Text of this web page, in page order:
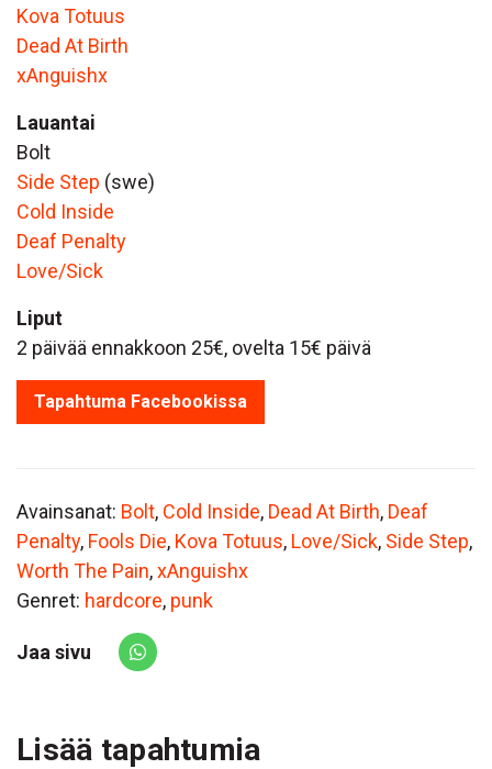
Kova Totuus
Dead At Birth
xAnguishx
Lauantai
Bolt
Side Step (swe)
Cold Inside
Deaf Penalty
Love/Sick
Liput
2 päivää ennakkoon 25€, ovelta 15€ päivä
Tapahtuma Facebookissa
Avainsanat: Bolt, Cold Inside, Dead At Birth, Deaf
Penalty, Fools Die, Kova Totuus, Love/Sick, Side Step,
Worth The Pain,xAnguishx
Genret: hardcore, punk
Jaa sivu
Share via Whatsapp
Lisää tapahtumia